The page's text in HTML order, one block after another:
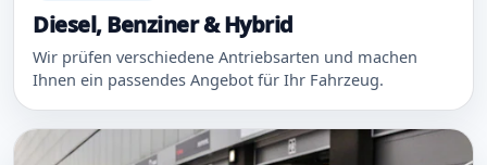
Diesel, Benziner & Hybrid
Wir prüfen verschiedene Antriebsarten und machen
Ihnen ein passendes Angebot für Ihr Fahrzeug.